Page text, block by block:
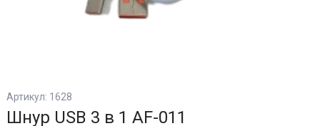
Артикул: 1628
Шнур USB 3 в 1 AF-011